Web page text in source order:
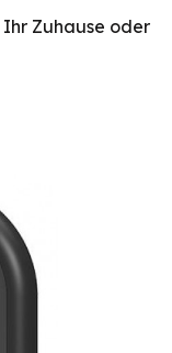
Zuhause oder